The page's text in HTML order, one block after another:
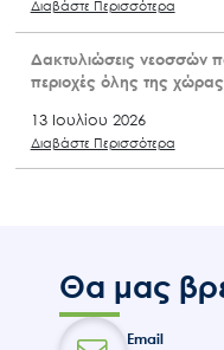
Διαβάστε Περισσότερα
Δακτυλιώσεις νεοσσών
περιοχές όλης της χώρας
13 Ιουλίου 2026
Διαβάστε Περισσότερα
Θα μας
Email